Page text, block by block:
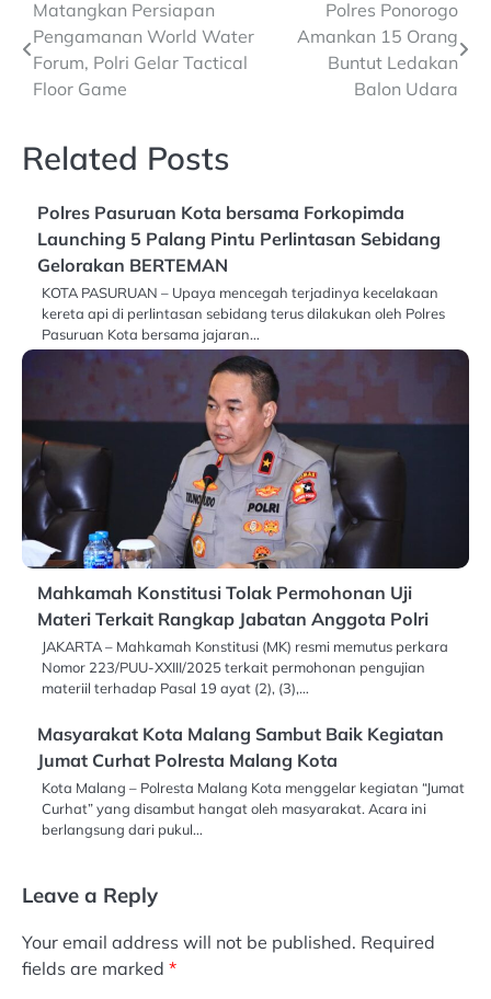
Post
navigation
Matangkan Persiapan
Pengamanan World Water
Forum, Polri Gelar Tactical
Floor Game
Polres Ponorogo
Amankan 15 Orang
Buntut Ledakan
Balon Udara
Related Posts
Polres Pasuruan Kota bersama Forkopimda
Launching 5 Palang Pintu Perlintasan Sebidang
Gelorakan BERTEMAN
KOTA PASURUAN – Upaya mencegah terjadinya kecelakaan
kereta api di perlintasan sebidang terus dilakukan oleh Polres
Pasuruan Kota bersama jajaran…
Mahkamah Konstitusi Tolak Permohonan Uji
Materi Terkait Rangkap Jabatan Anggota Polri
JAKARTA – Mahkamah Konstitusi (MK) resmi memutus perkara
Nomor 223/PUU-XXIII/2025 terkait permohonan pengujian
materiil terhadap Pasal 19 ayat (2), (3),…
Masyarakat Kota Malang Sambut Baik Kegiatan
Jumat Curhat Polresta Malang Kota
Kota Malang – Polresta Malang Kota menggelar kegiatan “Jumat
Curhat” yang disambut hangat oleh masyarakat. Acara ini
berlangsung dari pukul…
Leave a Reply
Your email address will not be published. Required
fields are marked *